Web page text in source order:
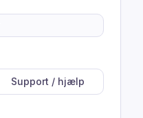
Support / hjælp